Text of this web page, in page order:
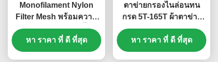
Monofilament Nylon
Filter Mesh พร้อมความ
ทนทานต่อการกรองน้ำผล
ไม้
หา ราคา ที่ ดี ที่สุด
ตาข่ายกรองไนล่อนทน
กรด 5T-165T ผ้าตาข่าย
หน้าจอไนล่อนสีขาว
หา ราคา ที่ ดี ที่สุด